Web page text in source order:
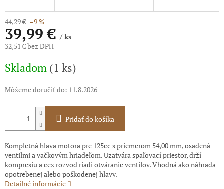
44,29 € –9 %
39,99 €/ ks
32,51 € bez DPH
cena:
Skladom (1 ks)
Môžeme doručiť do: 11.8.2026
Pridať do košíka
Kompletná hlava motora pre 125cc s priemerom 54,00 mm, osadená
ventilmi a vačkovým hriadeľom. Uzatvára spaľovací priestor, drží
kompresiu a cez rozvod riadi otváranie ventilov. Vhodná ako náhrada
opotrebenej alebo poškodenej hlavy.
Detailné informácie